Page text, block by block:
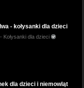
- kołysanki dla dzieci
Kołysanki dla dzieci
dla dzieci i niemowląt